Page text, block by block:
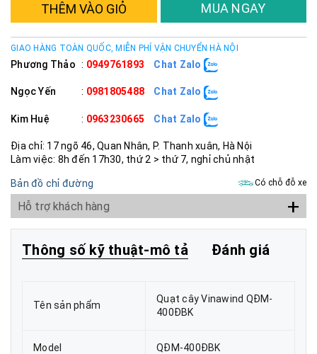
THÊM VÀO GIỎ MUA NGAY
GIAO HÀNG TOÀN QUỐC, MIỄN PHÍ VẬN CHUYỂN HÀ NỘI
Phương Thảo : 0949761893 Chat Zalo
Ngọc Yến : 0981805488 Chat Zalo
Kim Huệ : 0963230665 Chat Zalo
Địa chỉ: 17 ngõ 46, Quan Nhân, P. Thanh xuân, Hà Nội
Làm việc: 8h đến 17h30, thứ 2 > thứ 7, nghỉ chủ nhật
Bản đồ chỉ đường Có chỗ đỗ xe
Hỗ trợ khách hàng +
Thông số kỹ thuật-mô tả Đánh giá
Tên sản phẩm
Quạt cây Vinawind QĐM-
400ĐBK
Model QĐM-400ĐBK